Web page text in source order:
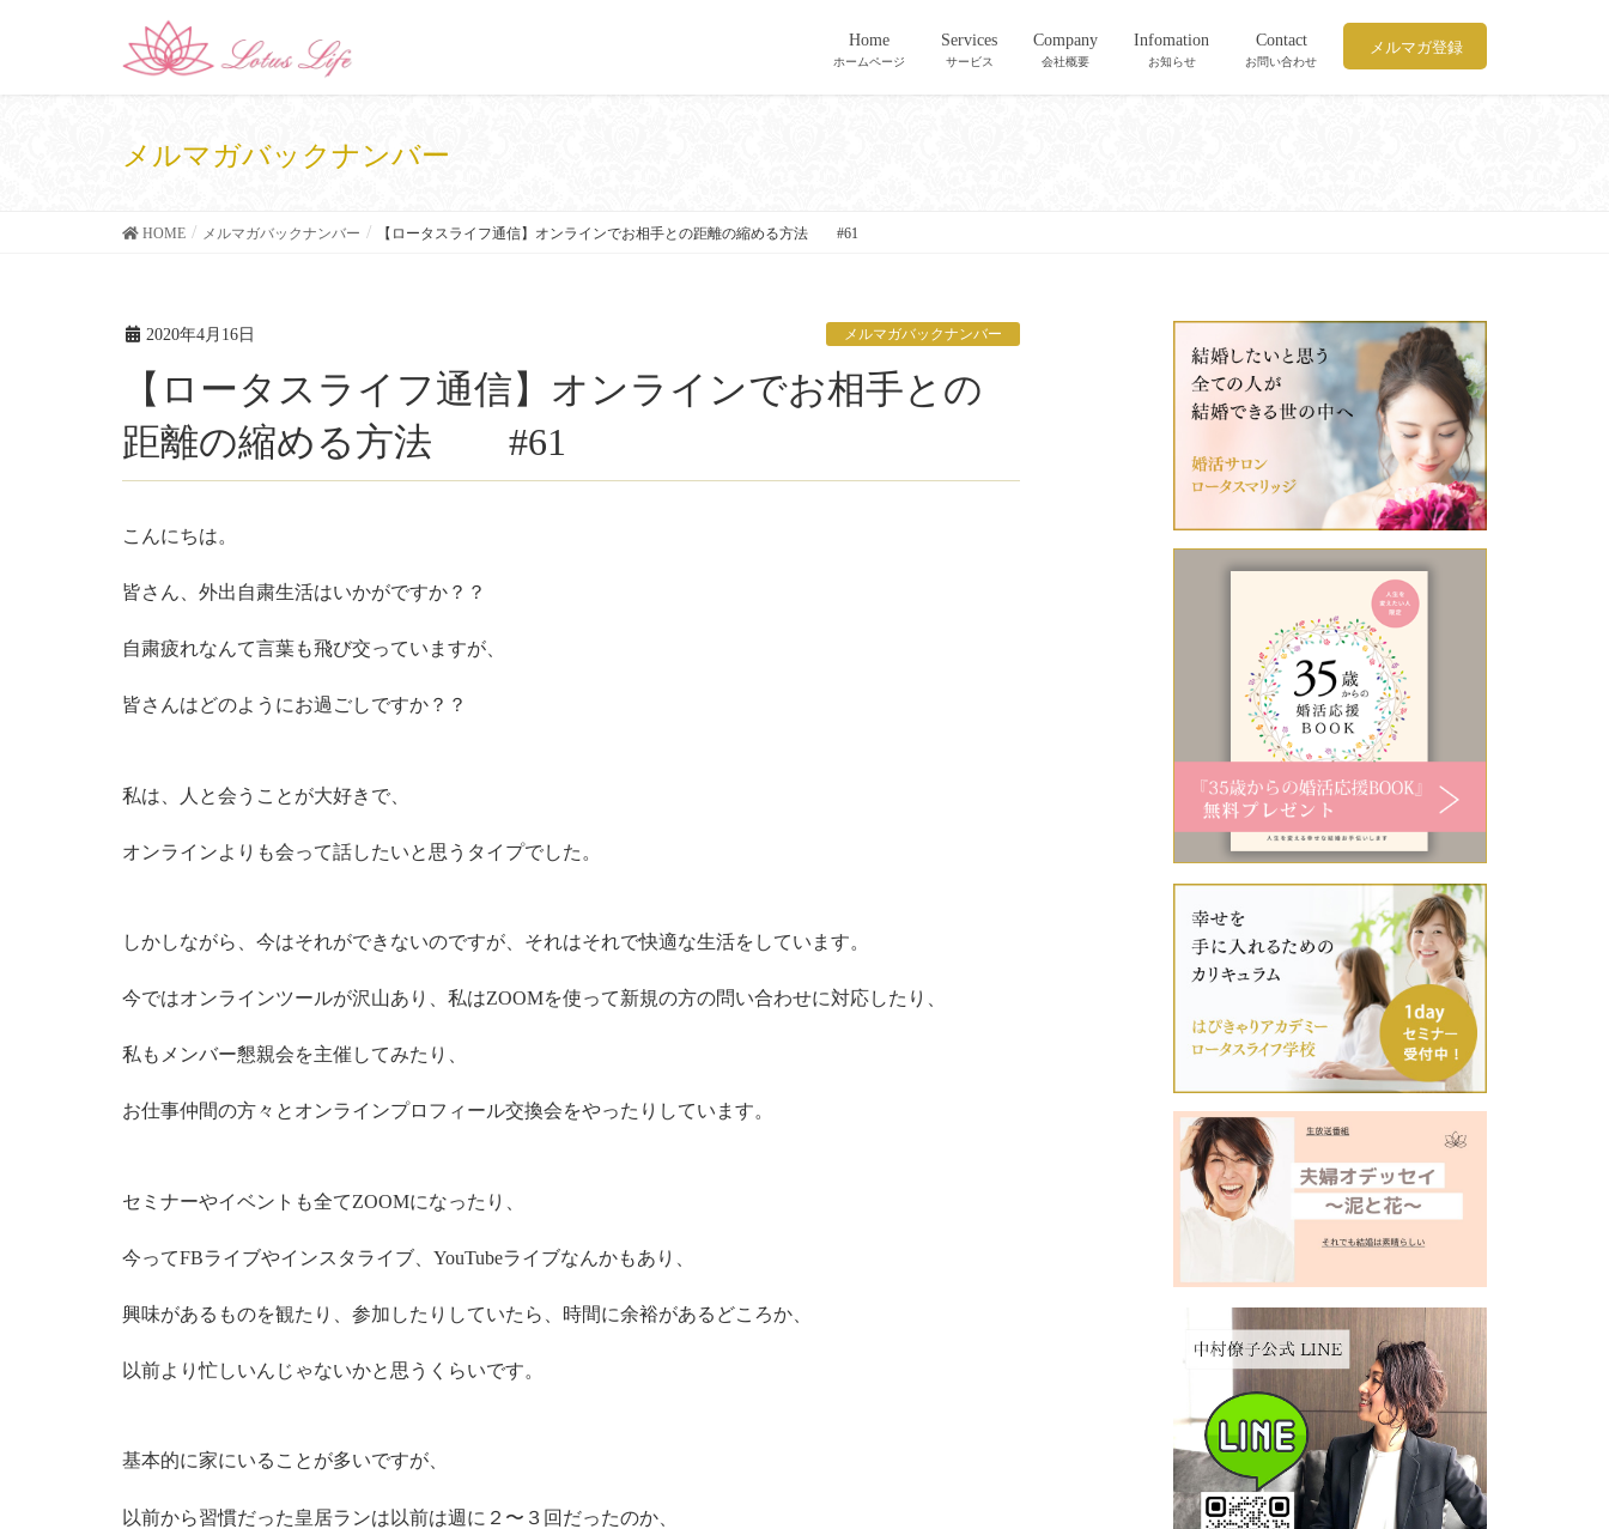
Home
ホームページ
Services
サービス
Company
会社概要
Infomation
お知らせ
Contact
お問い合わせ
メルマガ登録
メルマガバックナンバー
HOME メルマガバックナンバー 【ロータスライフ通信】オンラインでお相手との距離の縮める方法 #61
2020年4月16日 メルマガバックナンバー
【ロータスライフ通信】オンラインでお相手との
距離の縮める方法 #61
こんにちは。
皆さん、外出自粛生活はいかがですか？？
自粛疲れなんて言葉も飛び交っていますが、
皆さんはどのようにお過ごしですか？？
私は、人と会うことが大好きで、
オンラインよりも会って話したいと思うタイプでした。
しかしながら、今はそれができないのですが、それはそれで快適な生活をしています。
今ではオンラインツールが沢山あり、私はZOOMを使って新規の方の問い合わせに対応したり、
私もメンバー懇親会を主催してみたり、
お仕事仲間の方々とオンラインプロフィール交換会をやったりしています。
セミナーやイベントも全てZOOMになったり、
今ってFBライブやインスタライブ、YouTubeライブなんかもあり、
興味があるものを観たり、参加したりしていたら、時間に余裕があるどころか、
以前より忙しいんじゃないかと思うくらいです。
基本的に家にいることが多いですが、
以前から習慣だった皇居ランは以前は週に２〜３回だったのか、